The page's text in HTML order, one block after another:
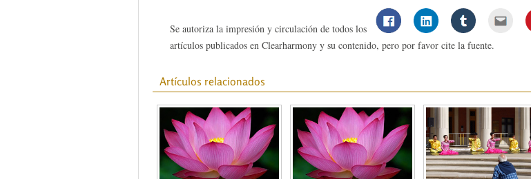
Se autoriza la impresión y circulación de todos los
artículos publicados en Clearharmony y su contenido, pero por favor cite la fuente.
Artículos relacionados